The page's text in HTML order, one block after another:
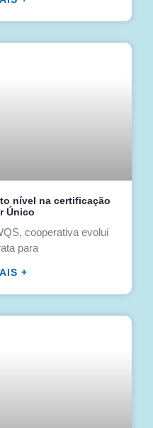
nível na certificação
Único
cooperativa evolui
para
+